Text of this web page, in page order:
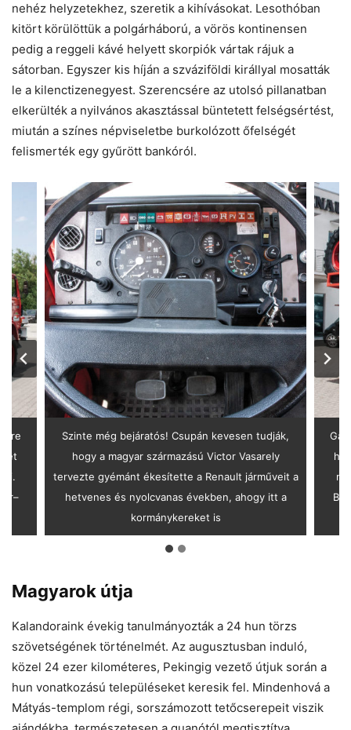
nehéz helyzetekhez, szeretik a kihívásokat. Lesothóban
kitört körülöttük a polgárháború, a vörös kontinensen
pedig a reggeli kávé helyett skorpiók vártak rájuk a
sátorban. Egyszer kis híján a szváziföldi királlyal mosatták
le a kilenctizenegyest. Szerencsére az utolsó pillanatban
elkerülték a nyilvános akasztással büntetett felségsértést,
miután a színes népviseletbe burkolózott őfelségét
felismerték egy gyűrött bankóról.
Szinte még bejáratós! Csupán kevesen tudják,
hogy a magyar származású Victor Vasarely
tervezte gyémánt ékesítette a Renault járműveit a
hetvenes és nyolcvanas években, ahogy itt a
kormánykereket is
Magyarok útja
Kalandoraink évekig tanulmányozták a 24 hun törzs
szövetségének történelmét. Az augusztusban induló,
közel 24 ezer kilométeres, Pekingig vezető útjuk során a
hun vonatkozású településeket keresik fel. Mindenhová a
Mátyás-templom régi, sorszámozott tetőcserepeit viszik